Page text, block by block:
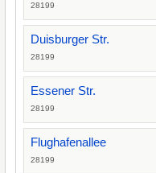
28199
Duisburger Str.
28199
Essener Str.
28199
Flughafenallee
28199